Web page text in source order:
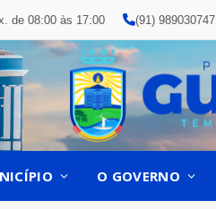
de 08:00 às 17:00 (91) 989030747
O GOVERNO